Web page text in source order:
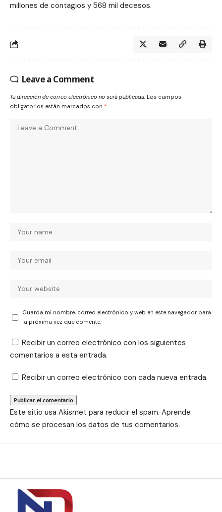
millones de contagios y 568 mil decesos.
Leave a Comment
Tu dirección de correo electrónico no será publicada. Los campos
obligatorios están marcados con *
Guarda mi nombre, correo electrónico y web en este navegador para
la próxima vez que comente.
Recibir un correo electrónico con los siguientes
comentarios a esta entrada.
Recibir un correo electrónico con cada nueva entrada.
Este sitio usa Akismet para reducir el spam. Aprende
cómo se procesan los datos de tus comentarios.